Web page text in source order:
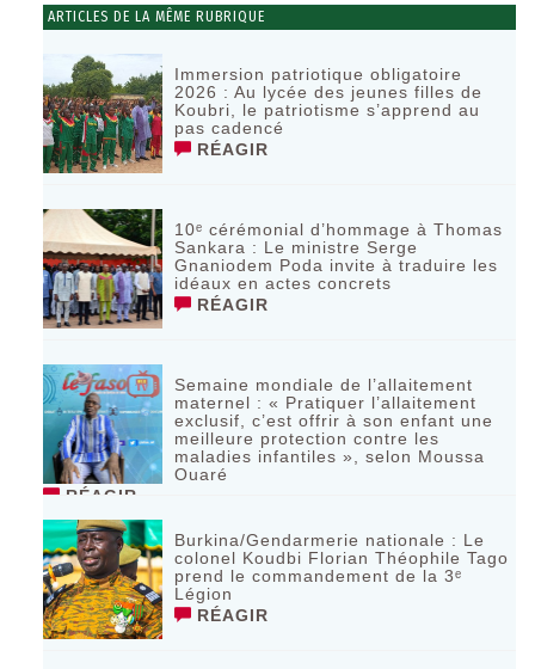
ARTICLES DE LA MÊME RUBRIQUE
Immersion patriotique obligatoire
2026 : Au lycée des jeunes filles de
Koubri, le patriotisme s’apprend au
pas cadencé
RÉAGIR
10ᵉ cérémonial d’hommage à Thomas
Sankara : Le ministre Serge
Gnaniodem Poda invite à traduire les
idéaux en actes concrets
RÉAGIR
Semaine mondiale de l’allaitement
maternel : « Pratiquer l’allaitement
exclusif, c’est offrir à son enfant une
meilleure protection contre les
maladies infantiles », selon Moussa
Ouaré
RÉAGIR
Burkina/Gendarmerie nationale : Le
colonel Koudbi Florian Théophile Tago
prend le commandement de la 3ᵉ
Légion
RÉAGIR